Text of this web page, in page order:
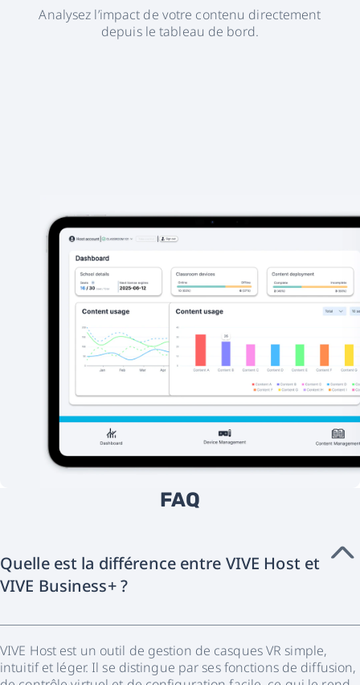
Analysez l’impact de votre contenu directement
depuis le tableau de bord.
FAQ
Quelle est la différence entre VIVE Host et
VIVE Business+ ?
VIVE Host est un outil de gestion de casques VR simple,
intuitif et léger. Il se distingue par ses fonctions de diffusion,